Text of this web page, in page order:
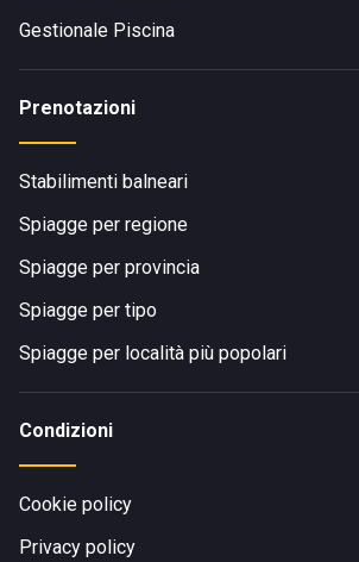
Gestionale Piscina
Prenotazioni
Stabilimenti balneari
Spiagge per regione
Spiagge per provincia
Spiagge per tipo
Spiagge per località più popolari
Condizioni
Cookie policy
Privacy policy